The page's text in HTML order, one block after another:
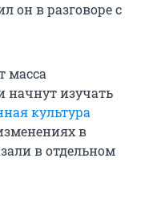
он в разговоре с
масса
начнут изучать
культура
в
в отдельном